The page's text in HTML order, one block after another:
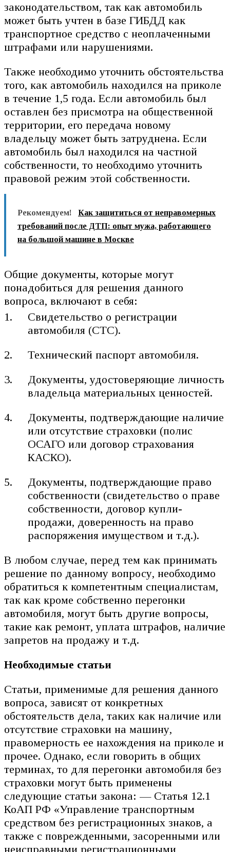
законодательством, так как автомобиль
может быть учтен в базе ГИБДД как
транспортное средство с неоплаченными
штрафами или нарушениями.
Также необходимо уточнить обстоятельства
того, как автомобиль находился на приколе
в течение 1,5 года. Если автомобиль был
оставлен без присмотра на общественной
территории, его передача новому
владельцу может быть затруднена. Если
автомобиль был находился на частной
собственности, то необходимо уточнить
правовой режим этой собственности.
Рекомендуем!
Как защититься от неправомерных
требований после ДТП: опыт мужа, работающего
на большой машине в Москве
Общие документы, которые могут
понадобиться для решения данного
вопроса, включают в себя:
Свидетельство о регистрации
автомобиля (СТС).
Технический паспорт автомобиля.
Документы, удостоверяющие личность
владельца материальных ценностей.
Документы, подтверждающие наличие
или отсутствие страховки (полис
ОСАГО или договор страхования
КАСКО).
Документы, подтверждающие право
собственности (свидетельство о праве
собственности, договор купли-
продажи, доверенность на право
распоряжения имуществом и т.д.).
В любом случае, перед тем как принимать
решение по данному вопросу, необходимо
обратиться к компетентным специалистам,
так как кроме собственно перегонки
автомобиля, могут быть другие вопросы,
такие как ремонт, уплата штрафов, наличие
запретов на продажу и т.д.
Необходимые статьи
Статьи, применимые для решения данного
вопроса, зависят от конкретных
обстоятельств дела, таких как наличие или
отсутствие страховки на машину,
правомерность ее нахождения на приколе и
прочее. Однако, если говорить в общих
терминах, то для перегонки автомобиля без
страховки могут быть применены
следующие статьи закона: — Статья 12.1
КоАП РФ «Управление транспортным
средством без регистрационных знаков, а
также с поврежденными, засоренными или
неисправными регистрационными